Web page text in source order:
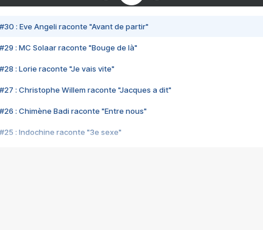
#30 : Eve Angeli raconte "Avant de partir"
#29 : MC Solaar raconte "Bouge de là"
#28 : Lorie raconte "Je vais vite"
#27 : Christophe Willem raconte "Jacques a dit"
#26 : Chimène Badi raconte "Entre nous"
#25 : Indochine raconte "3e sexe"